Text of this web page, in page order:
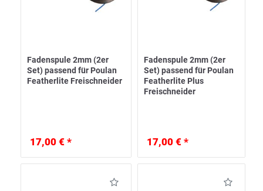
Fadenspule 2mm (2er
Set) passend für Poulan
Featherlite Freischneider
17,00 € *
Fadenspule 2mm (2er
Set) passend für Poulan
Featherlite Plus
Freischneider
17,00 € *